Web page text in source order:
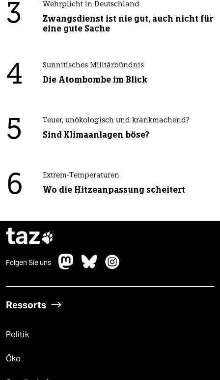
3 Wehrplicht in Deutschland
Zwangsdienst ist nie gut, auch nicht für
eine gute Sache
4 Sunnitisches Militärbündnis
Die Atombombe im Blick
5 Teuer, unökologisch und krankmachend?
Sind Klimaanlagen böse?
6 Extrem-Temperaturen
Wo die Hitzeanpassung scheitert
taz
Folgen Sie uns
Ressorts
Politik
Öko